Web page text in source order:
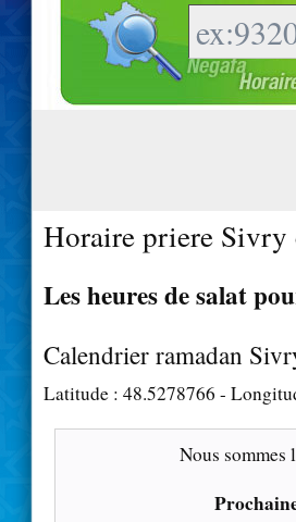
Horaire priere
Les heures de salat
Calendrier ramadan
Latitude : 48.5278766 -
Nous sommes